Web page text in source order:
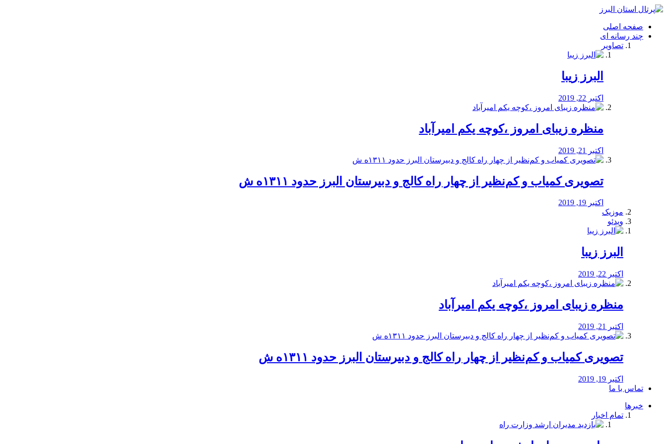
فصد
شرق
تهران
خشکشویی
صفحه اصلی
چند رسانه ای
تصاویر
البرز زیبا
اکتبر 22, 2019
منظره‌‌ زیبای امروز ،کوچه یکم امیرآباد
اکتبر 21, 2019
️تصویری کمیاب و کم‌نظیر از چهار راه كالج و دبيرستان البرز حدود ۱۳۱۱ه ش
اکتبر 19, 2019
موزیک
ویدئو
البرز زیبا
اکتبر 22, 2019
منظره‌‌ زیبای امروز ،کوچه یکم امیرآباد
اکتبر 21, 2019
️تصویری کمیاب و کم‌نظیر از چهار راه كالج و دبيرستان البرز حدود ۱۳۱۱ه ش
اکتبر 19, 2019
تماس با ما
خبرها
تمام اخبار